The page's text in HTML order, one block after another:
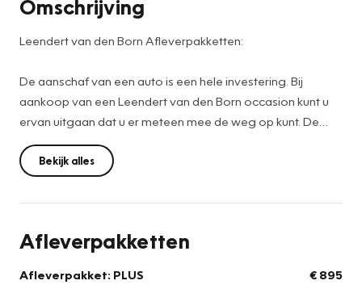
Omschrijving
Leendert van den Born Afleverpakketten:
De aanschaf van een auto is een hele investering. Bij
aankoop van een Leendert van den Born occasion kunt u
ervan uitgaan dat u er meteen mee de weg op kunt. De
vraagprijs is dan ook een netto prijs (meeneemprijs). Wij
kunnen u naast deze meeneemprijs ook een extra service
aanbieden om met een nog geruster gevoel tot aanschaf
Bekijk alles
Afleverpakketten
Afleverpakket: PLUS
€ 895